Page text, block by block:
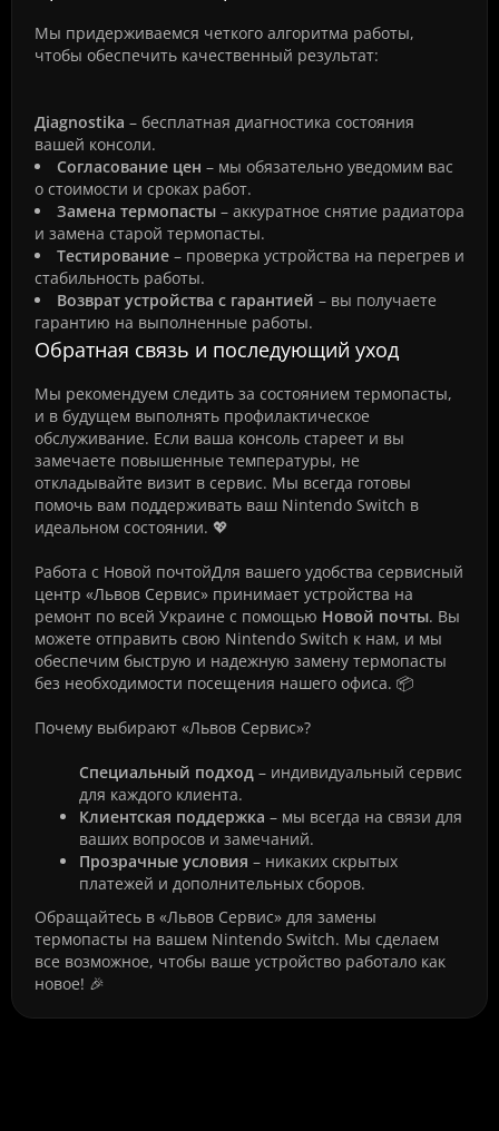
Мы придерживаемся четкого алгоритма работы,
чтобы обеспечить качественный результат:
Дiagnostika – бесплатная диагностика состояния
вашей консоли.
Согласование цен – мы обязательно уведомим вас
о стоимости и сроках работ.
Замена термопасты – аккуратное снятие радиатора
и замена старой термопасты.
Тестирование – проверка устройства на перегрев и
стабильность работы.
Возврат устройства с гарантией – вы получаете
гарантию на выполненные работы.
Обратная связь и последующий уход
Мы рекомендуем следить за состоянием термопасты,
и в будущем выполнять профилактическое
обслуживание. Если ваша консоль стареет и вы
замечаете повышенные температуры, не
откладывайте визит в сервис. Мы всегда готовы
помочь вам поддерживать ваш Nintendo Switch в
идеальном состоянии. 💖
Работа с Новой почтойДля вашего удобства сервисный
центр «Львов Сервис» принимает устройства на
ремонт по всей Украине с помощью Новой почты. Вы
можете отправить свою Nintendo Switch к нам, и мы
обеспечим быструю и надежную замену термопасты
без необходимости посещения нашего офиса. 📦
Почему выбирают «Львов Сервис»?
Специальный подход – индивидуальный сервис
для каждого клиента.
Клиентская поддержка – мы всегда на связи для
ваших вопросов и замечаний.
Прозрачные условия – никаких скрытых
платежей и дополнительных сборов.
Обращайтесь в «Львов Сервис» для замены
термопасты на вашем Nintendo Switch. Мы сделаем
все возможное, чтобы ваше устройство работало как
новое! 🎉